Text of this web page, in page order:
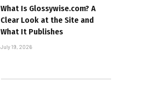
What Is Glossywise.com? A
Clear Look at the Site and
What It Publishes
July 19, 2026